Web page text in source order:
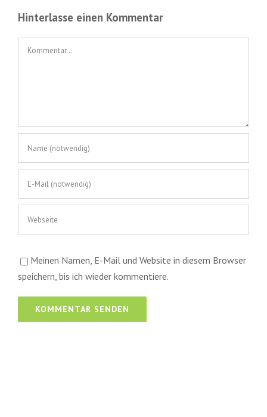
Hinterlasse einen Kommentar
Kommentar
Meinen Namen, E-Mail und Website in diesem Browser
speichern, bis ich wieder kommentiere.